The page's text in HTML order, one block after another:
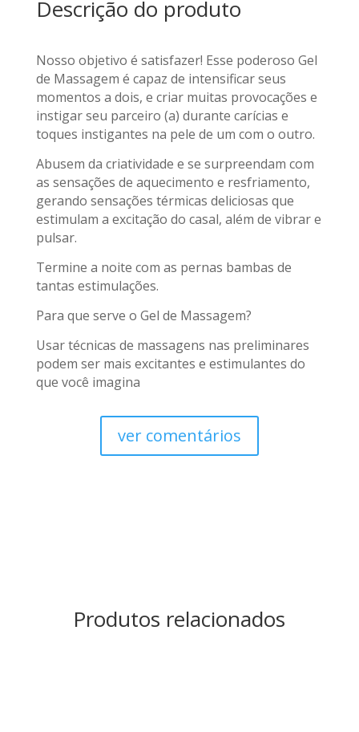
Descrição do produto
Nosso objetivo é satisfazer! Esse poderoso Gel
de Massagem é capaz de intensificar seus
momentos a dois, e criar muitas provocações e
instigar seu parceiro (a) durante carícias e
toques instigantes na pele de um com o outro.
Abusem da criatividade e se surpreendam com
as sensações de aquecimento e resfriamento,
gerando sensações térmicas deliciosas que
estimulam a excitação do casal, além de vibrar e
pulsar.
Termine a noite com as pernas bambas de
tantas estimulações.
Para que serve o Gel de Massagem?
Usar técnicas de massagens nas preliminares
podem ser mais excitantes e estimulantes do
que você imagina
ver comentários
Produtos relacionados